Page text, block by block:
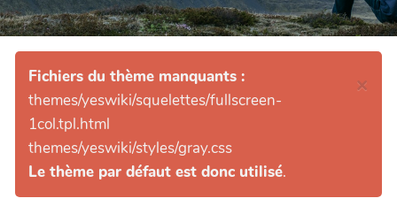
×
Fichiers du thème manquants :
themes/yeswiki/squelettes/fullscreen-
1col.tpl.html
themes/yeswiki/styles/gray.css
Le thème par défaut est donc utilisé.